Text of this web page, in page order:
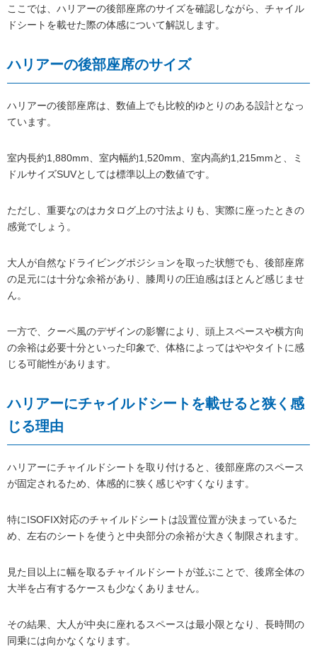
ここでは、ハリアーの後部座席のサイズを確認しながら、チャイル
ドシートを載せた際の体感について解説します。
ハリアーの後部座席のサイズ
ハリアーの後部座席は、数値上でも比較的ゆとりのある設計となっ
ています。
室内長約1,880mm、室内幅約1,520mm、室内高約1,215mmと、ミ
ドルサイズSUVとしては標準以上の数値です。
ただし、重要なのはカタログ上の寸法よりも、実際に座ったときの
感覚でしょう。
大人が自然なドライビングポジションを取った状態でも、後部座席
の足元には十分な余裕があり、膝周りの圧迫感はほとんど感じませ
ん。
一方で、クーペ風のデザインの影響により、頭上スペースや横方向
の余裕は必要十分といった印象で、体格によってはややタイトに感
じる可能性があります。
ハリアーにチャイルドシートを載せると狭く感
じる理由
ハリアーにチャイルドシートを取り付けると、後部座席のスペース
が固定されるため、体感的に狭く感じやすくなります。
特にISOFIX対応のチャイルドシートは設置位置が決まっているた
め、左右のシートを使うと中央部分の余裕が大きく制限されます。
見た目以上に幅を取るチャイルドシートが並ぶことで、後席全体の
大半を占有するケースも少なくありません。
その結果、大人が中央に座れるスペースは最小限となり、長時間の
同乗には向かなくなります。